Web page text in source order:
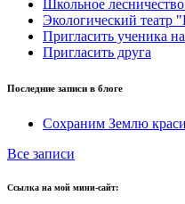
Школьное
Экологический театр
Пригласить ученика
Пригласить друга
Последние записи в блоге
Сохраним Землю
Все записи
Ссылка на мой мини-сайт: